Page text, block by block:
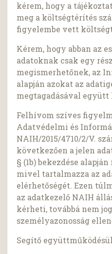
kérem, hogy a
meg a költségtérítés
figyelembe vett
Kérem, hogy abban az
adatoknak csak egy
megismerhetőnek, az
alapján azokat az
megtagadásával együtt
Felhívom szíves
Adatvédelmi és
NAIH/2015/4710/2/V.
következően a jelen
§ (1b) bekezdése
mivel tartalmazza az
elérhetőségét. Ezen
az adatkezelő NAIH
kérheti, továbbá nem
személyazonosság
Segítő